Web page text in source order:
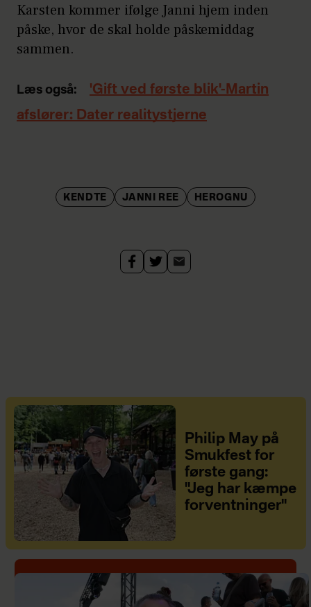
Karsten kommer ifølge Janni hjem inden
påske, hvor de skal holde påskemiddag
sammen.
Læs også:
'Gift ved første blik'-Martin
afslører: Dater realitystjerne
KENDTE JANNI REE HEROGNU
Philip May på
Smukfest for
første gang:
"Jeg har kæmpe
forventninger"